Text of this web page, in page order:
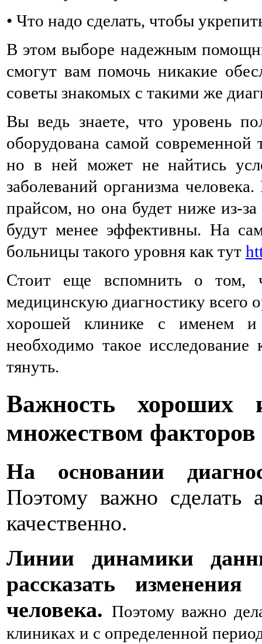
• Что надо сделать, чтобы
В этом выборе надежным
смогут вам помочь никакие
советы знакомых с такими же
Вы ведь знаете, что уровень
оборудована самой современной
но в ней может не найтись
заболеваний организма
прайсом, но она будет ниже из-
будут менее эффективны. На
больницы такого уровня как тут
Стоит еще вспомнить о том,
медицинскую диагностику всего
хорошей клинике c именем
необходимо такое
тянуть.
Важность хороших
множеством факторов
На основании
Поэтому важно сделать
качественно.
Линии динамики
рассказать
человека. Поэтому важно
клиниках и с определенной